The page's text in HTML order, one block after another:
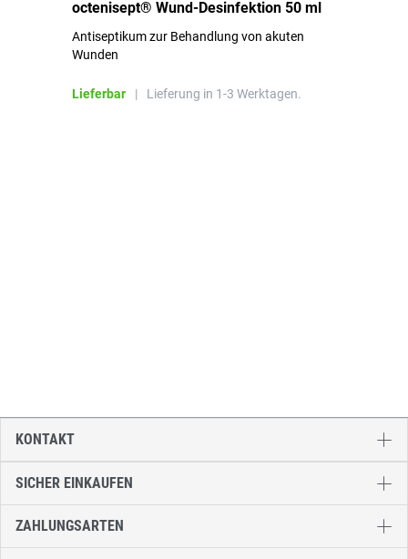
octenisept® Wund-Desinfektion 50 ml
Antiseptikum zur Behandlung von akuten
Wunden
Lieferbar | Lieferung in 1-3 Werktagen.
SICHER EINKAUFEN
ZAHLUNGSARTEN
KONTAKT